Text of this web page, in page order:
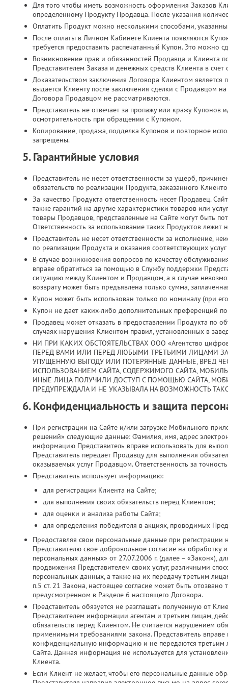
Для того чтобы иметь возможность оформления Заказов
определенному Продукту Продавца. После указания
Оплатить Продукт можно несколькими способами,
После оплаты в Личном Кабинете Клиента появляются
требуется предоставить распечатанный Купон. Это можно
Возникновение прав и обязанностей Продавца и Клиента
Представителем Заказа и денежных средств Клиента в
Доказательством заключения Договора Клиентом
выдается Клиенту после заключения сделки с Продавцом
Договора Продавцом не рассматриваются.
Представитель не отвечает за пропажу или кражу
осмотрительность при обращении с Купоном.
Копирование, продажа, подделка Купонов и повторное
запрещены.
5. Гарантийные условия
Представитель не несет ответственности за ущерб,
обязательств по реализации Продукта, заказанного
За качество Продукта ответственность несет Продавец.
также гарантий на другие характеристики товаров или
товары Продавцов, представленные на Сайте могут быть
Ответственность за использование таких Продуктов лежит
Представитель не несет ответственности за исполнение,
по реализации Продукта и оказания соответствующих
В случае возникновения вопросов по качеству
вправе обратиться за помощью в Службу поддержки
ситуацию между Клиентом и Продавцом, а в случае
возврату может быть предъявлена только сумма,
Купон может быть использован только по номиналу (при
Купон не дает каких-либо дополнительных преференций
Продавец может отказать в предоставлении Продукта по
случаях нарушения Клиентом правил, установленных в
НИ ПРИ КАКИХ ОБСТОЯТЕЛЬСТВАХ ООО «Агентство
ПЕРЕД ВАМИ ИЛИ ПЕРЕД ЛЮБЫМИ ТРЕТЬИМИ ЛИЦАМИ
УПУЩЕННУЮ ВЫГОДУ ИЛИ ПОТЕРЯННЫЕ ДАННЫЕ, ВРЕД
ИСПОЛЬЗОВАНИЕМ САЙТА, СОДЕРЖИМОГО САЙТА,
ИНЫЕ ЛИЦА ПОЛУЧИЛИ ДОСТУП С ПОМОЩЬЮ САЙТА,
ПРЕДУПРЕЖДАЛА И НЕ УКАЗЫВАЛА НА ВОЗМОЖНОСТЬ
6. Конфиденциальность и защита
При регистрации на Сайте и/или загрузке Мобильного
решений» следующие данные: Фамилия, имя, адрес
информацию Представитель вправе использовать для
Представитель передает Продавцу для выполнения
оказываемых услуг Продавцом. Ответственность за
Представитель использует информацию:
для регистрации Клиента на Сайте;
для выполнения своих обязательств перед Клиентом;
для оценки и анализа работы Сайта;
для определения победителя в акциях, проводимых
Предоставляя свои персональные данные при
Представителю свое добровольное согласие на обработку
персональных данных» от 27.07.2006 г. (далее – «Закон»),
продвижения Представителем своих услуг, различными
персональных данных, а также на их передачу третьим
п.5 ст. 21 Закона, настоящее согласие может быть
предусмотренном в Разделе 6 настоящего Договора.
Представитель обязуется не разглашать полученную от
Представителем информации агентам и третьим лицам,
обязательств перед Клиентом. Не считается нарушением
применимыми требованиями закона. Представитель вправе
конфиденциальную информацию и не передаются третьим
Сайта. Данная информация не используется для
Клиента.
Если Клиент не желает, чтобы его персональные данные